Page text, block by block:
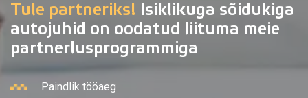
Tule partneriks! Isiklikuga sõidukiga
autojuhid on oodatud liituma meie
partnerlusprogrammiga
Paindlik tööaeg